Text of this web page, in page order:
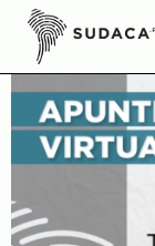
Skip
content